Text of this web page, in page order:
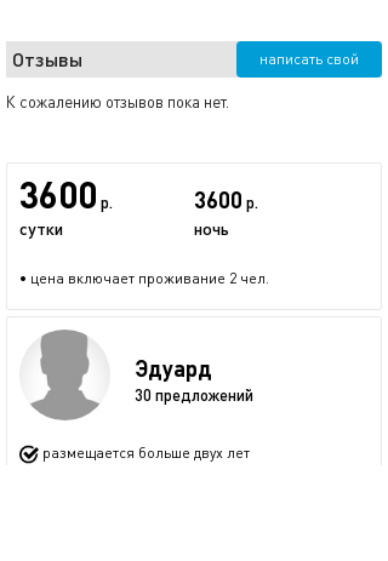
Отзывы написать свой
К сожалению отзывов пока нет.
3600 р.
сутки
3600 р.
ночь
• цена включает проживание 2 чел.
Эдуард
30 предложений
размещается больше двух лет